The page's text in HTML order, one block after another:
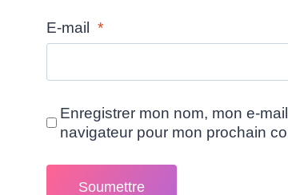
E-mail*
Enregistrer mon nom, mon e-
navigateur pour mon prochain